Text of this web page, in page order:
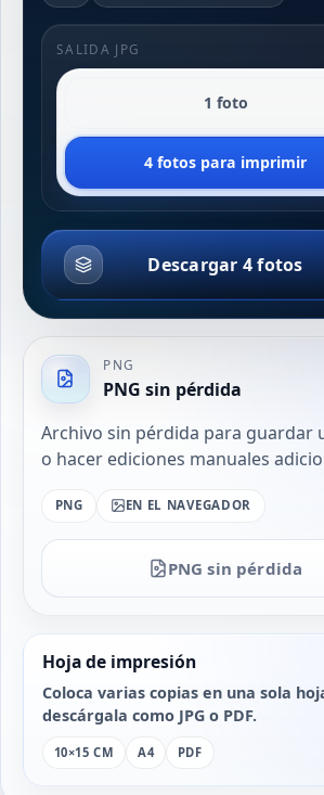
SALIDA JPG
1 foto
4 fotos para imprimir
Descargar 4 fotos
PNG
PNG sin pérdida
Archivo sin pérdida para guardar
o hacer ediciones manuales
PNG EN EL NAVEGADOR
PNG sin pérdida
Hoja de impresión
Coloca varias copias en una sola
descárgala como JPG o PDF.
10×15 CM A4 PDF